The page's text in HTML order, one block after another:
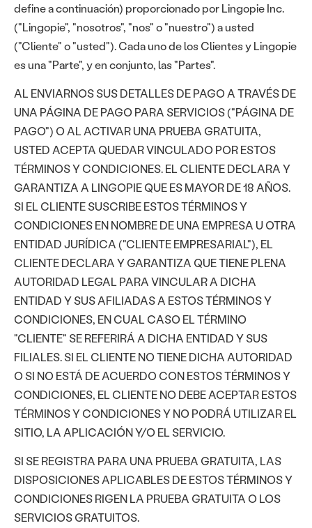
define a continuación) proporcionado por Lingopie Inc.
("Lingopie", "nosotros", "nos" o "nuestro") a usted
("Cliente" o "usted"). Cada uno de los Clientes y Lingopie
es una "Parte", y en conjunto, las "Partes".
AL ENVIARNOS SUS DETALLES DE PAGO A TRAVÉS DE
UNA PÁGINA DE PAGO PARA SERVICIOS ("PÁGINA DE
PAGO") O AL ACTIVAR UNA PRUEBA GRATUITA,
USTED ACEPTA QUEDAR VINCULADO POR ESTOS
TÉRMINOS Y CONDICIONES. EL CLIENTE DECLARA Y
GARANTIZA A LINGOPIE QUE ES MAYOR DE 18 AÑOS.
SI EL CLIENTE SUSCRIBE ESTOS TÉRMINOS Y
CONDICIONES EN NOMBRE DE UNA EMPRESA U OTRA
ENTIDAD JURÍDICA ("CLIENTE EMPRESARIAL"), EL
CLIENTE DECLARA Y GARANTIZA QUE TIENE PLENA
AUTORIDAD LEGAL PARA VINCULAR A DICHA
ENTIDAD Y SUS AFILIADAS A ESTOS TÉRMINOS Y
CONDICIONES, EN CUAL CASO EL TÉRMINO
"CLIENTE" SE REFERIRÁ A DICHA ENTIDAD Y SUS
FILIALES. SI EL CLIENTE NO TIENE DICHA AUTORIDAD
O SI NO ESTÁ DE ACUERDO CON ESTOS TÉRMINOS Y
CONDICIONES, EL CLIENTE NO DEBE ACEPTAR ESTOS
TÉRMINOS Y CONDICIONES Y NO PODRÁ UTILIZAR EL
SITIO, LA APLICACIÓN Y/O EL SERVICIO.
SI SE REGISTRA PARA UNA PRUEBA GRATUITA, LAS
DISPOSICIONES APLICABLES DE ESTOS TÉRMINOS Y
CONDICIONES RIGEN LA PRUEBA GRATUITA O LOS
SERVICIOS GRATUITOS.